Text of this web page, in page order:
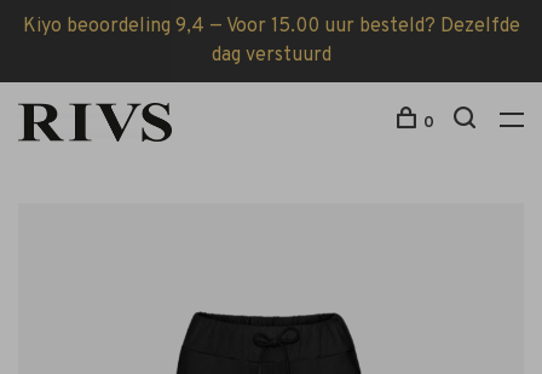
Kiyo beoordeling 9,4 — Voor 15.00 uur besteld? Dezelfde
dag verstuurd
0